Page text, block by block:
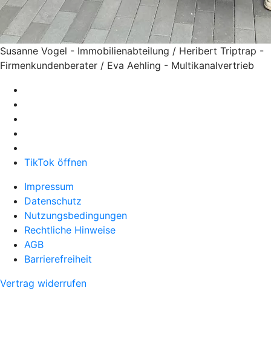
Susanne Vogel - Immobilienabteilung / Heribert Triptrap -
Firmenkundenberater / Eva Aehling - Multikanalvertrieb
TikTok öffnen
Impressum
Datenschutz
Nutzungsbedingungen
Rechtliche Hinweise
AGB
Barrierefreiheit
Vertrag widerrufen